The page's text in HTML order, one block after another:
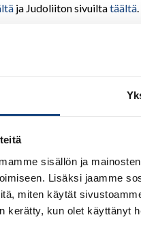
sisällön ja
Lisäksi jaamme
miten käytät
kerätty, kun olet käyttänyt
ja Judoliiton sivuiltatäältä.